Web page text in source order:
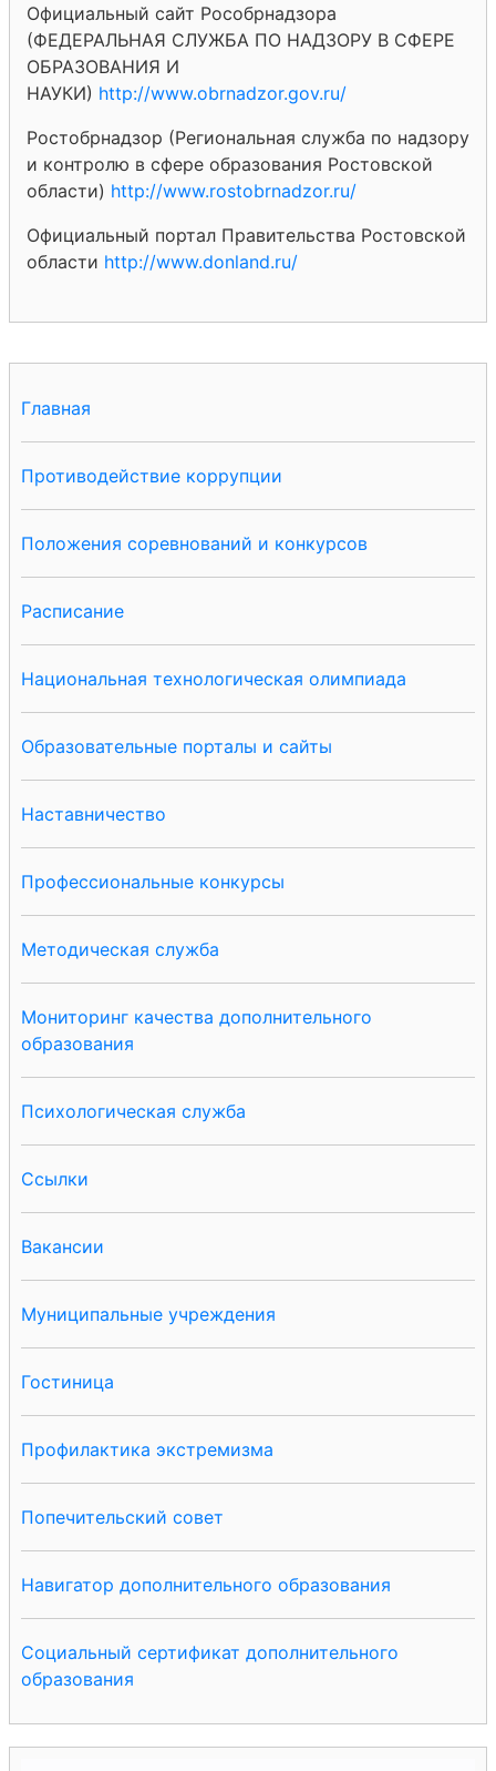
Главная
Противодействие коррупции
Положения соревнований и конкурсов
Расписание
Национальная технологическая олимпиада
Образовательные порталы и сайты
Наставничество
Профессиональные конкурсы
Методическая служба
Мониторинг качества дополнительного
образования
Психологическая служба
Ссылки
Вакансии
Муниципальные учреждения
Гостиница
Профилактика экстремизма
Попечительский совет
Навигатор дополнительного образования
Социальный сертификат дополнительного
образования
Официальный сайт Рособрнадзора
(ФЕДЕРАЛЬНАЯ СЛУЖБА ПО НАДЗОРУ В СФЕРЕ
ОБРАЗОВАНИЯ И
НАУКИ) http://www.obrnadzor.gov.ru/
Ростобрнадзор (Региональная служба по надзору
и контролю в сфере образования Ростовской
области) http://www.rostobrnadzor.ru/
Официальный портал Правительства Ростовской
области http://www.donland.ru/